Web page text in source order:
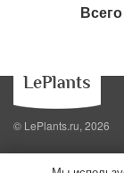
© LePlants.ru, 2026